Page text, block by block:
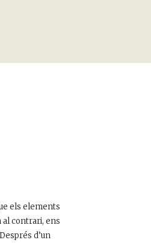
els elements
al contrari, ens
d’un